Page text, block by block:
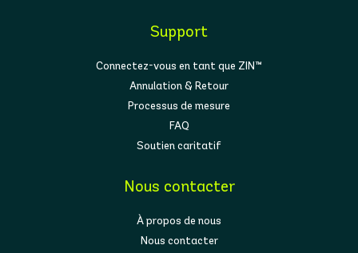
Support
Connectez-vous en tant que ZIN™
Annulation & Retour
Processus de mesure
FAQ
Soutien caritatif
Nous contacter
À propos de nous
Nous contacter